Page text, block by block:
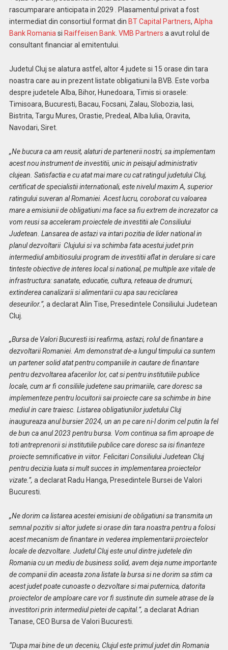
rascumparare anticipata in 2029 . Plasamentul privat a fost
intermediat din consortiul format din BT Capital Partners, Alpha
Bank Romania si Raiffeisen Bank. VMB Partners a avut rolul de
consultant financiar al emitentului.
Judetul Cluj se alatura astfel, altor 4 judete si 15 orase din tara
noastra care au in prezent listate obligatiuni la BVB. Este vorba
despre judetele Alba, Bihor, Hunedoara, Timis si orasele:
Timisoara, Bucuresti, Bacau, Focsani, Zalau, Slobozia, Iasi,
Bistrita, Targu Mures, Orastie, Predeal, Alba Iulia, Oravita,
Navodari, Siret.
„Ne bucura ca am reusit, alaturi de partenerii nostri, sa implementam
acest nou instrument de investitii, unic in peisajul administrativ
clujean. Satisfactia e cu atat mai mare cu cat ratingul judetului Cluj,
certificat de specialistii internationali, este nivelul maxim A, superior
ratingului suveran al Romaniei. Acest lucru, coroborat cu valoarea
mare a emisiunii de obligatiuni ma face sa fiu extrem de increzator ca
vom reusi sa acceleram proiectele de investitii ale Consiliului
Judetean. Lansarea de astazi va intari pozitia de lider national in
planul dezvoltarii Clujului si va schimba fata acestui judet prin
intermediul ambitiosului program de investitii aflat in derulare si care
tinteste obiective de interes local si national, pe multiple axe vitale de
infrastructura: sanatate, educatie, cultura, reteaua de drumuri,
extinderea canalizarii si alimentarii cu apa sau reciclarea
deseurilor.”, a declarat Alin Tise, Presedintele Consiliului Judetean
Cluj.
„Bursa de Valori Bucuresti isi reafirma, astazi, rolul de finantare a
dezvoltarii Romaniei. Am demonstrat de-a lungul timpului ca suntem
un partener solid atat pentru companiile in cautare de finantare
pentru dezvoltarea afacerilor lor, cat si pentru institutiile publice
locale, cum ar fi consiliile judetene sau primariile, care doresc sa
implementeze pentru locuitorii sai proiecte care sa schimbe in bine
mediul in care traiesc. Listarea obligatiunilor judetului Cluj
inaugureaza anul bursier 2024, un an pe care ni-l dorim cel putin la fel
de bun ca anul 2023 pentru bursa. Vom continua sa fim aproape de
toti antreprenorii si institutiile publice care doresc sa isi finanteze
proiecte semnificative in viitor. Felicitari Consiliului Judetean Cluj
pentru decizia luata si mult succes in implementarea proiectelor
vizate.”, a declarat Radu Hanga, Presedintele Bursei de Valori
Bucuresti.
„Ne dorim ca listarea acestei emisiuni de obligatiuni sa transmita un
semnal pozitiv si altor judete si orase din tara noastra pentru a folosi
acest mecanism de finantare in vederea implementarii proiectelor
locale de dezvoltare. Judetul Cluj este unul dintre judetele din
Romania cu un mediu de businesssolid, avem deja nume importante
de companii din aceasta zona listate la bursa si ne dorim sa stim ca
acest judet poate cunoaste o dezvoltare si mai puternica, datorita
proiectelor de amploare care vor fi sustinute din sumele atrase de la
investitori prin intermediul pietei de capital.”, a declarat Adrian
Tanase, CEO Bursa de Valori Bucuresti.
“Dupa mai bine de un deceniu, Clujul este primul judet din Romania